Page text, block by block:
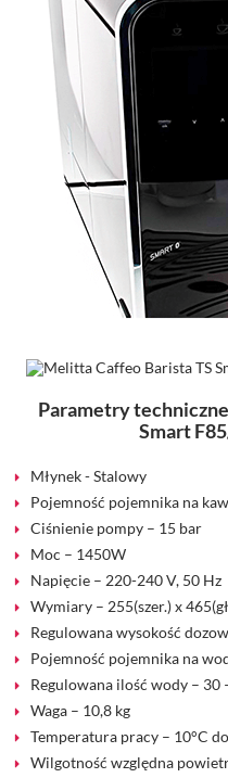
Parametry
Smart
Młynek - Stalowy
Pojemność pojemnika na
Ciśnienie pompy – 15 bar
Moc – 1450W
Napięcie – 220-240 V, 50 Hz
Wymiary – 255(szer.) x
Regulowana wysokość
Pojemność pojemnika na
Regulowana ilość wody – 30
Waga – 10,8 kg
Temperatura pracy – 10°C
Wilgotność względna